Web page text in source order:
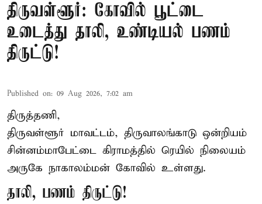
திருவள்ளூர்: கோவில் பூட்டை
உடைத்து தாலி, உண்டியல் பணம்
திருட்டு!
Published on: 09 Aug 2026, 7:02 am
திருத்தணி,
திருவள்ளூர் மாவட்டம், திருவாலங்காடு ஒன்றியம்
சின்னம்மாபேட்டை கிராமத்தில் ரெயில் நிலையம்
அருகே நாகாலம்மன் கோவில் உள்ளது.
தாலி, பணம் திருட்டு!